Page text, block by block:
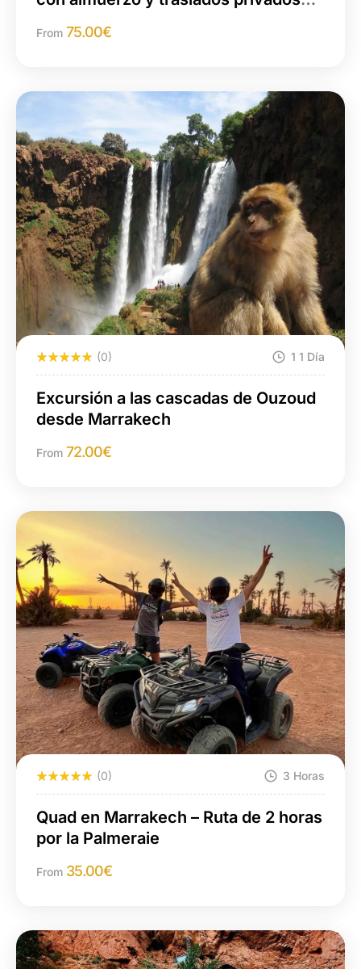
From 75.00€
(0) 1 1 Día
Excursión a las cascadas de Ouzoud
desde Marrakech
From 72.00€
(0) 3 Horas
Quad en Marrakech – Ruta de 2 horas
por la Palmeraie
From 35.00€